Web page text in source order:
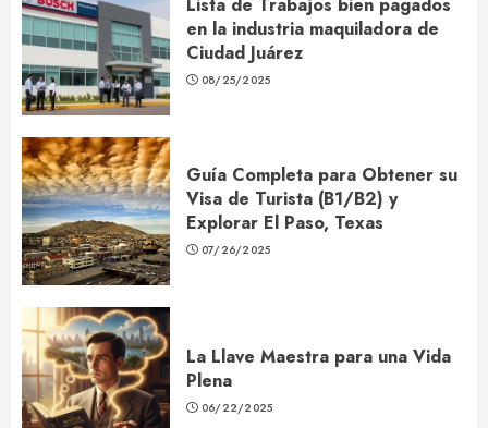
en la industria maquiladora de
Ciudad Juárez
08/25/2025
Guía Completa para Obtener su
Visa de Turista (B1/B2) y
Explorar El Paso, Texas
07/26/2025
La Llave Maestra para una Vida
Plena
06/22/2025